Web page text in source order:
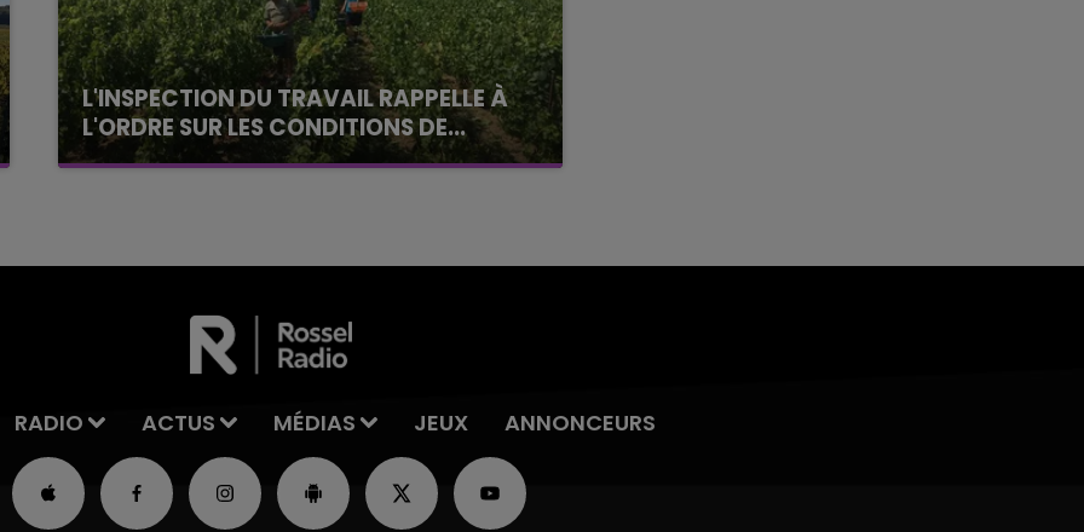
L'INSPECTION DU TRAVAIL RAPPELLE À
L'ORDRE SUR LES CONDITIONS DE...
Alors que les dates de début des vendange
RADIO ACTUS MÉDIAS JEUX ANNONCEURS